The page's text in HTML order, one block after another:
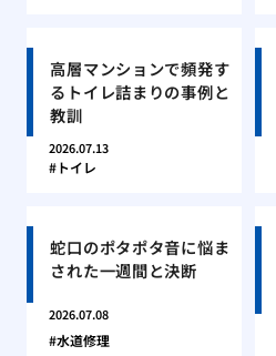
高層マンションで頻発す
るトイレ詰まりの事例と
教訓
2026.07.13
トイレ
蛇口のポタポタ音に悩ま
された一週間と決断
2026.07.08
水道修理